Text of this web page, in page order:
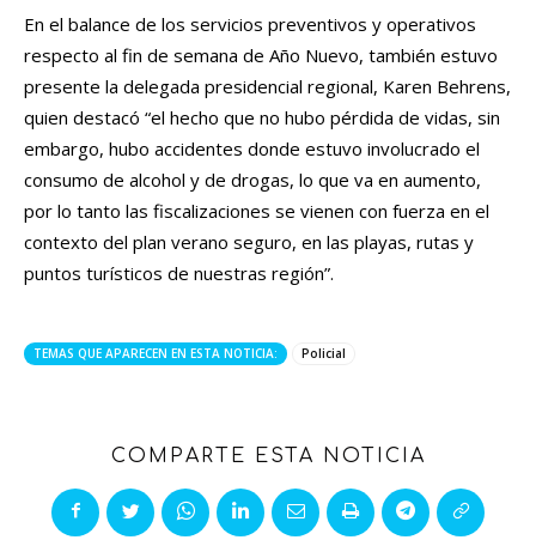
En el balance de los servicios preventivos y operativos
respecto al fin de semana de Año Nuevo, también estuvo
presente la delegada presidencial regional, Karen Behrens,
quien destacó “el hecho que no hubo pérdida de vidas, sin
embargo, hubo accidentes donde estuvo involucrado el
consumo de alcohol y de drogas, lo que va en aumento,
por lo tanto las fiscalizaciones se vienen con fuerza en el
contexto del plan verano seguro, en las playas, rutas y
puntos turísticos de nuestras región”.
TEMAS QUE APARECEN EN ESTA NOTICIA: Policial
COMPARTE ESTA NOTICIA